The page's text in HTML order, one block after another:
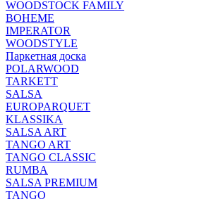
WOODSTOCK FAMILY
BOHEME
IMPERATOR
WOODSTYLE
Паркетная доска
POLARWOOD
TARKETT
SALSA
EUROPARQUET
KLASSIKA
SALSA ART
TANGO ART
TANGO CLASSIC
RUMBA
SALSA PREMIUM
TANGO